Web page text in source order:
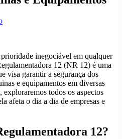
inegociável em qualquer
12 (NR 12) é uma
visa garantir a segurança dos
e equipamentos em diversas
todos os aspectos
afeta o dia a dia de empresas e
12?